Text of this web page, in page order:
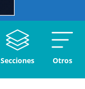
Secciones Otros